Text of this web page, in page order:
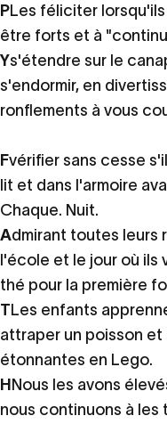
PLes féliciter
être forts et à
Ys'étendre sur le
s'endormir, en
ronflements à vous
Fvérifier sans cesse
lit et dans l'armoire
Chaque. Nuit.
Admirant toutes leurs
l'école et le jour où ils
thé pour la première
TLes enfants
attraper un poisson
étonnantes en Lego.
HNous les avons
nous continuons à les